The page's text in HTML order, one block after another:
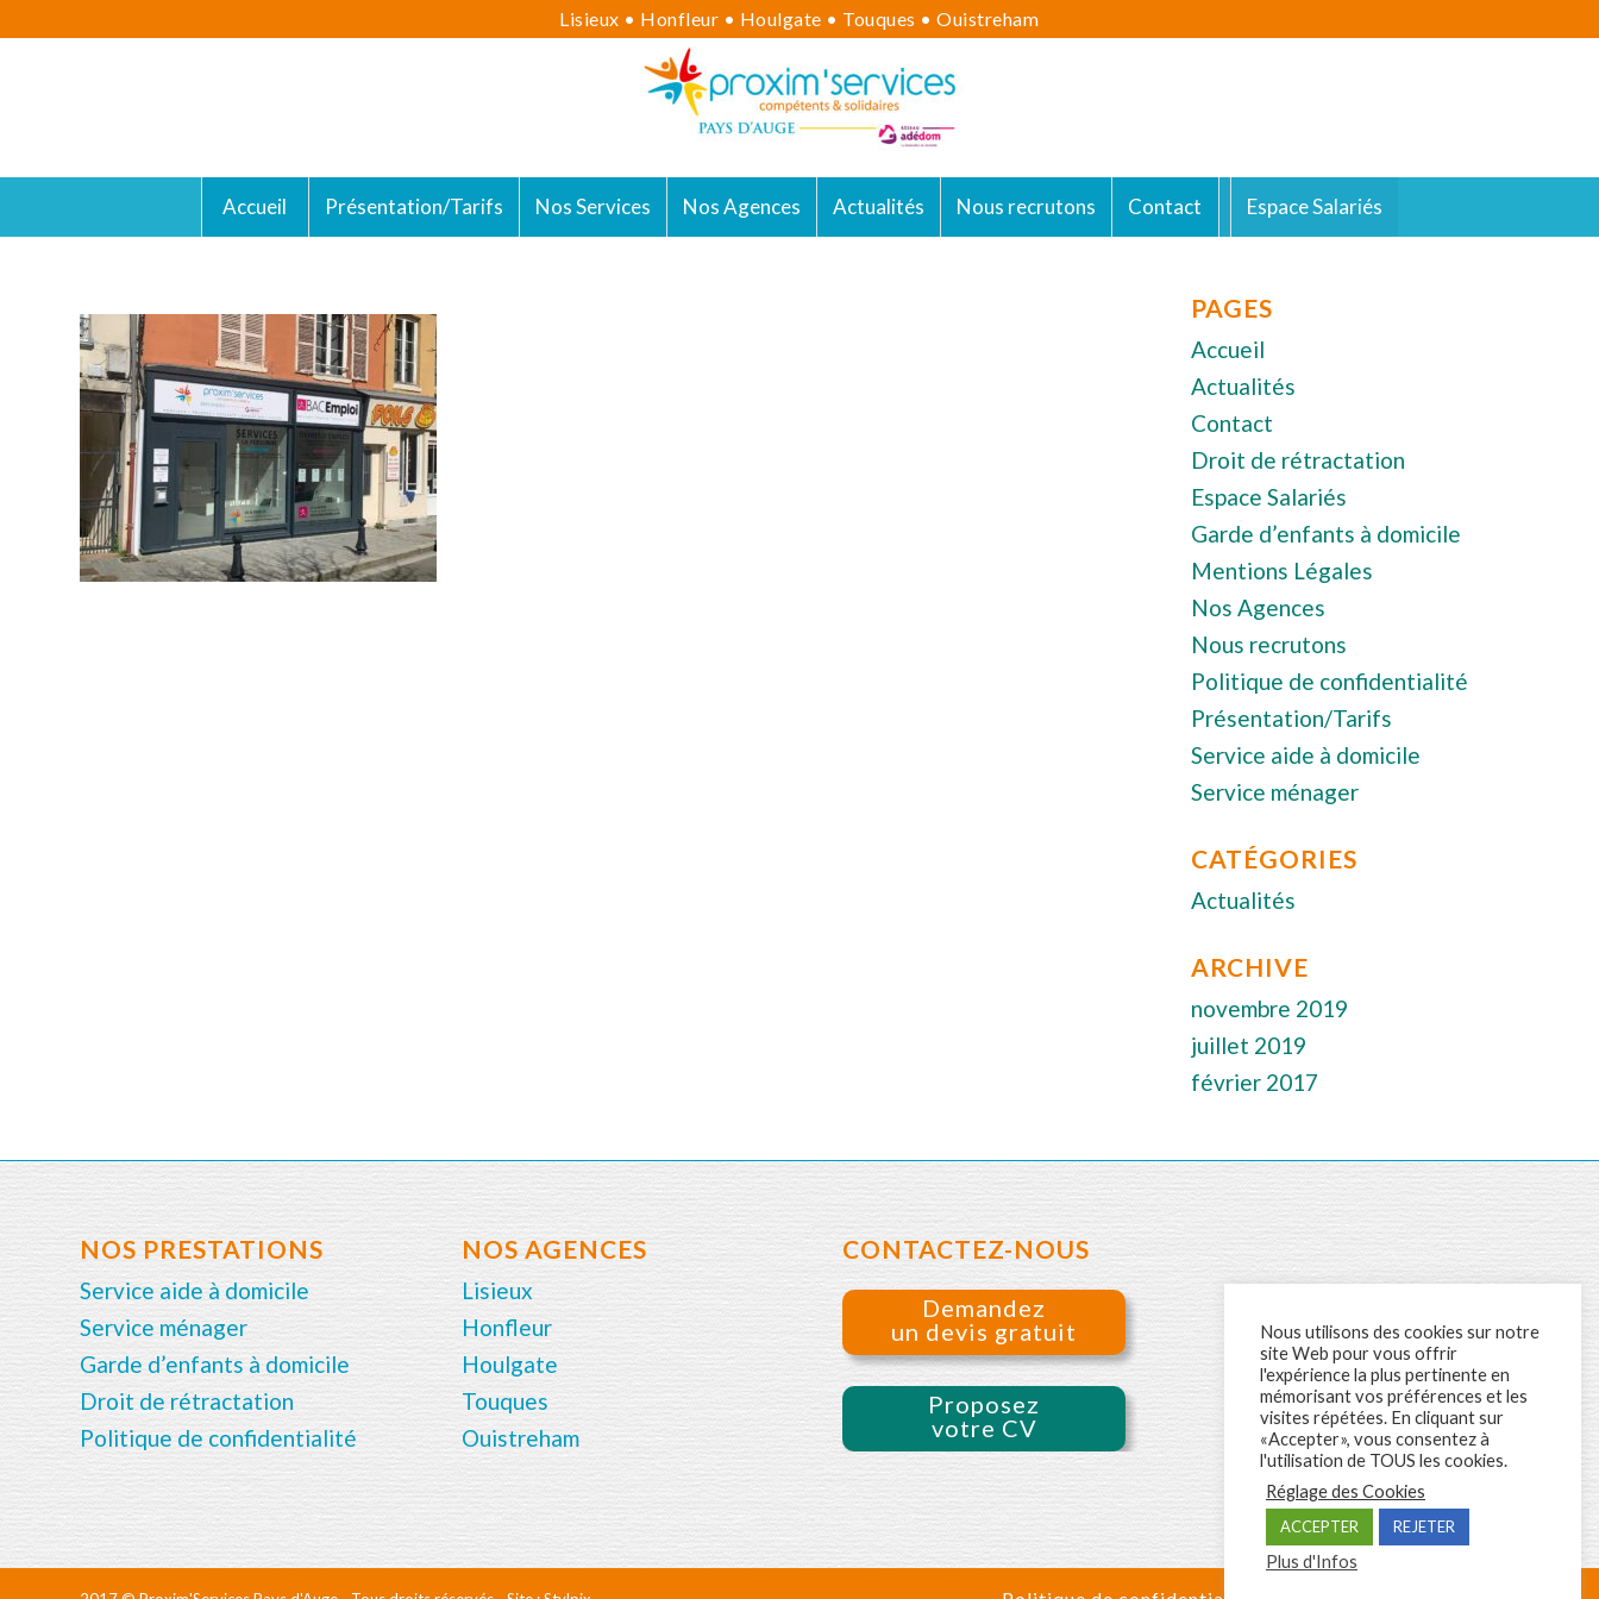
Lisieux • Honfleur • Houlgate • Touques • Ouistreham
Accueil Présentation/Tarifs Nos Services Nos Agences Actualités Nous recrutons Contact Espace Salariés
PAGES
Accueil
Actualités
Contact
Droit de rétractation
Espace Salariés
Garde d’enfants à domicile
Mentions Légales
Nos Agences
Nous recrutons
Politique de confidentialité
Présentation/Tarifs
Service aide à domicile
Service ménager
CATÉGORIES
Actualités
ARCHIVE
novembre 2019
juillet 2019
février 2017
NOS PRESTATIONS
Service aide à domicile
Service ménager
Garde d’enfants à domicile
Droit de rétractation
Politique de confidentialité
NOS AGENCES
Lisieux
Honfleur
Houlgate
Touques
Ouistreham
CONTACTEZ-NOUS
Demandez
un devis gratuit
Proposez
votre CV
Nous utilisons des cookies sur notre
site Web pour vous offrir
l'expérience la plus pertinente en
mémorisant vos préférences et les
visites répétées. En cliquant sur
«Accepter», vous consentez à
l'utilisation de TOUS les cookies.
Réglage des Cookies
ACCEPTER REJETER
Plus d'Infos